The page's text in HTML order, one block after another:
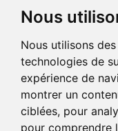
Nous
Nous utilisons
technologies de
expérience de
montrer un
ciblées, pour
pour comprendre